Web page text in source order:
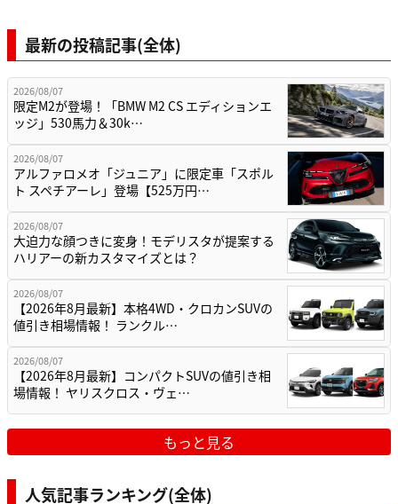
最新の投稿記事(全体)
2026/08/07
限定M2が登場！「BMW M2 CS エディションエ
ッジ」530馬力＆30k…
2026/08/07
アルファロメオ「ジュニア」に限定車「スポル
ト スペチアーレ」登場【525万円…
2026/08/07
大迫力な顔つきに変身！モデリスタが提案する
ハリアーの新カスタマイズとは？
2026/08/07
【2026年8月最新】本格4WD・クロカンSUVの
値引き相場情報！ ランクル…
2026/08/07
【2026年8月最新】コンパクトSUVの値引き相
場情報！ ヤリスクロス・ヴェ…
もっと見る
人気記事ランキング(全体)